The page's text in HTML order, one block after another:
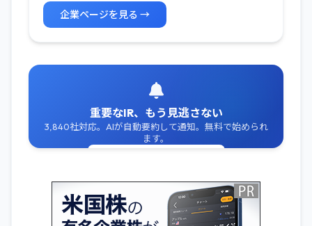
企業ページを見る →
重要なIR、もう見逃さない
3,840社対応。AIが自動要約して通知。無料で始められ
ます。